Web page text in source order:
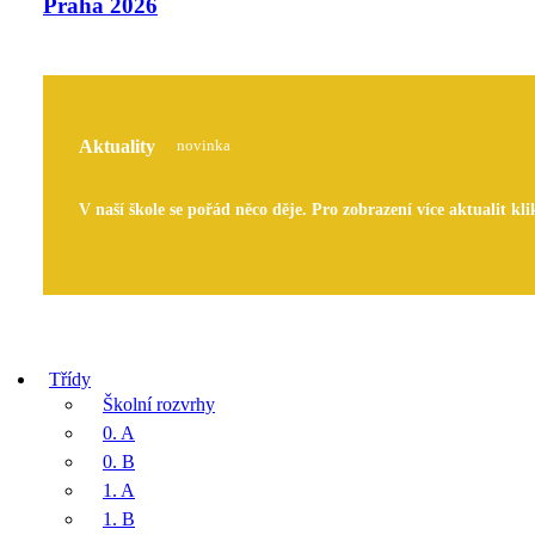
Praha 2026
Aktuality novinka
V naší škole se pořád něco děje. Pro zobrazení více aktualit
Třídy
Školní rozvrhy
0. A
0. B
1. A
1. B